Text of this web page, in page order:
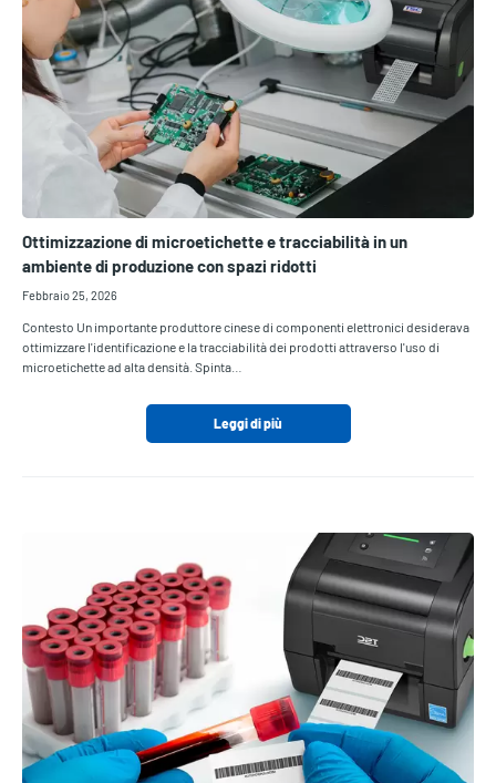
Ottimizzazione di microetichette e tracciabilità in un
ambiente di produzione con spazi ridotti
Febbraio 25, 2026
Contesto Un importante produttore cinese di componenti elettronici desiderava
ottimizzare l'identificazione e la tracciabilità dei prodotti attraverso l'uso di
microetichette ad alta densità. Spinta…
Leggi di più